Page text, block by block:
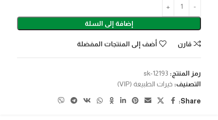
إضافة إلى السلة
قارن أضف إلى المنتجات المفضلة
رمز المنتج: sk-12193
التصنيف: خيرات الطبيعة (VIP)
Share: